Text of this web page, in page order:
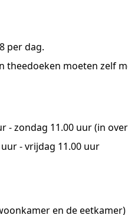
per dag.
theedoeken moeten zelf
- zondag 11.00 uur (in
- vrijdag 11.00 uur
en de